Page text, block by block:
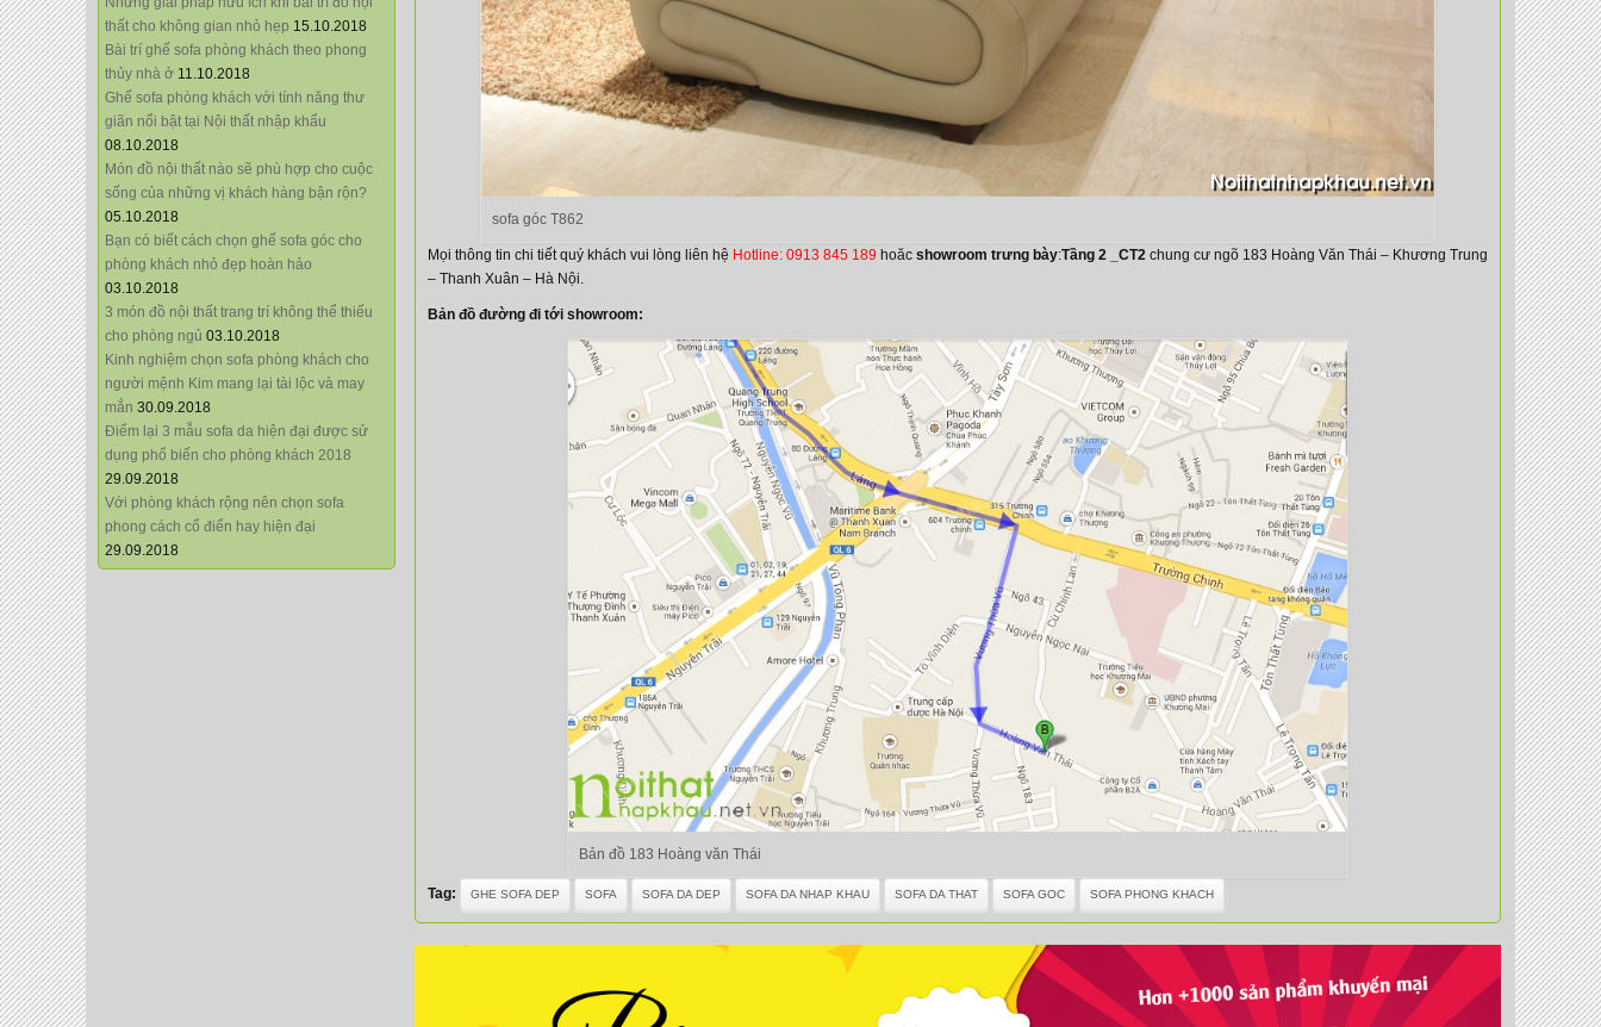
thất cho không gian nhỏ hẹp 15.10.2018
Bài trí ghế sofa phòng khách theo phong
thủy nhà ở 11.10.2018
Ghế sofa phòng khách với tính năng thư
giãn nổi bật tại Nội thất nhập khẩu
08.10.2018
Món đồ nội thất nào sẽ phù hợp cho cuộc
sống của những vị khách hàng bận rộn?
05.10.2018
Bạn có biết cách chọn ghế sofa góc cho
phòng khách nhỏ đẹp hoàn hảo
03.10.2018
3 món đồ nội thất trang trí không thể thiếu
cho phòng ngủ 03.10.2018
Kinh nghiệm chọn sofa phòng khách cho
người mệnh Kim mang lại tài lộc và may
mắn 30.09.2018
Điểm lại 3 mẫu sofa da hiện đại được sử
dụng phổ biến cho phòng khách 2018
29.09.2018
Với phòng khách rộng nên chọn sofa
phong cách cổ điển hay hiện đại
29.09.2018
sofa góc T862
Mọi thông tin chi tiết quý khách vui lòng liên hệ Hotline: 0913 845 189 hoăc showroom trưng bày:Tầng 2 _CT2 chung cư ngõ 183 Hoàng Văn Thái – Khương Trung
– Thanh Xuân – Hà Nội.
Bản đồ đường đi tới showroom:
Bản đồ 183 Hoàng văn Thái
Tag: GHE SOFA DEP SOFA SOFA DA DEP SOFA DA NHAP KHAU SOFA DA THAT SOFA GOC SOFA PHONG KHACH